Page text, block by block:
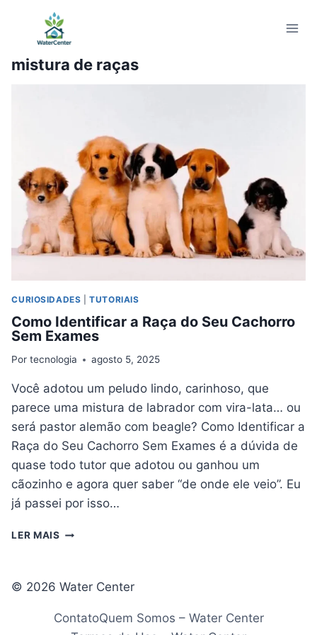
Conteúdo
mistura de raças
CURIOSIDADES |TUTORIAIS
Como Identificar a Raça do Seu Cachorro
Sem Exames
Por tecnologia agosto 5, 2025
Você adotou um peludo lindo, carinhoso, que
parece uma mistura de labrador com vira-lata… ou
será pastor alemão com beagle? Como Identificar a
Raça do Seu Cachorro Sem Exames é a dúvida de
quase todo tutor que adotou ou ganhou um
cãozinho e agora quer saber “de onde ele veio”. Eu
já passei por isso…
LER MAIS COMO
DO
CACHORRO
© 2026 Water Center
ContatoQuem Somos – Water Center